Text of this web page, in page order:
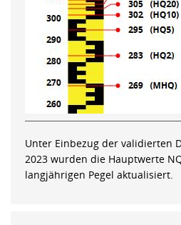
Unter Einbezug der validierten
2023 wurden die Hauptwerte
langjährigen Pegel aktualisiert.